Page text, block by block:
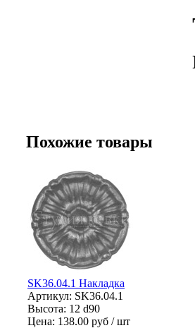
Похожие товары
SK36.04.1 Накладка
Артикул: SK36.04.1
Высота: 12 d90
Цена: 138.00 руб / шт